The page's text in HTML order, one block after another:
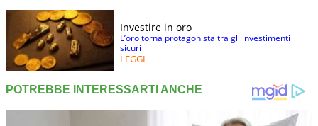
Investire in oro
L’oro torna protagonista tra gli investimenti
sicuri
LEGGI